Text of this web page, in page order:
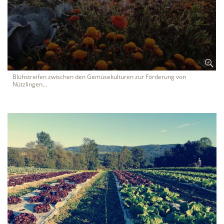
Blühstreifen zwischen den Gemüsekulturen zur Förderung von
Nützlingen...